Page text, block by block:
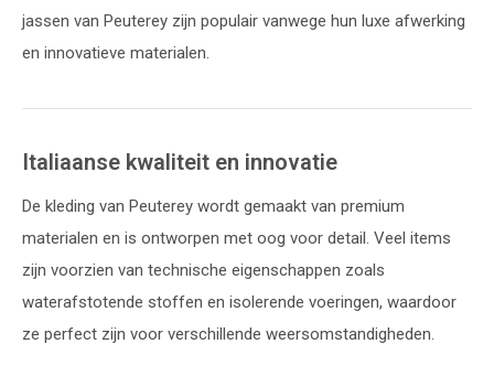
jassen van Peuterey zijn populair vanwege hun luxe afwerking
en innovatieve materialen.
Italiaanse kwaliteit en innovatie
De kleding van Peuterey wordt gemaakt van premium
materialen en is ontworpen met oog voor detail. Veel items
zijn voorzien van technische eigenschappen zoals
waterafstotende stoffen en isolerende voeringen, waardoor
ze perfect zijn voor verschillende weersomstandigheden.